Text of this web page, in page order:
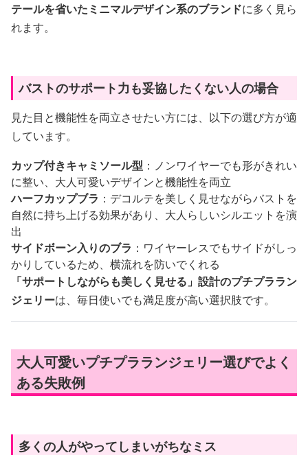
テールを省いたミニマルデザイン系のブランドに多く見ら
れます。
バストのサポート力も妥協したくない人の場合
見た目と機能性を両立させたい方には、以下の選び方が適
しています。
カップ付きキャミソール型 ：ノンワイヤーでも形がきれい
に整い、大人可愛いデザインと機能性を両立
ハーフカップブラ ：デコルテを美しく見せながらバストを
自然に持ち上げる効果があり、大人らしいシルエットを演
出
サイドボーン入りのブラ ：ワイヤーレスでもサイドがしっ
かりしているため、横流れを防いでくれる
「サポートしながらも美しく見せる」設計のプチプララン
ジェリーは、毎日使いでも満足度が高い選択肢です。
大人可愛いプチプラランジェリー選びでよく
ある失敗例
多くの人がやってしまいがちなミス